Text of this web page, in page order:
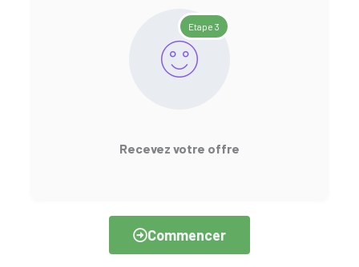
Etape 3
Recevez votre offre
Commencer